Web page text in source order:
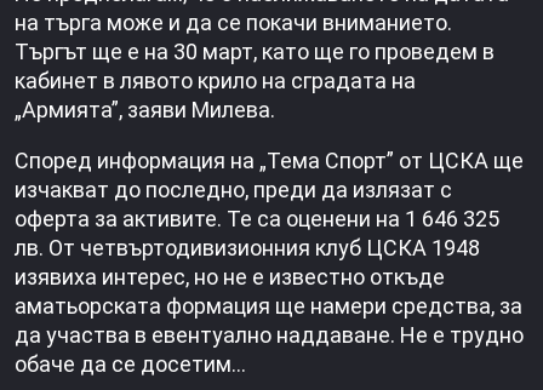
на търга може и да се покачи вниманието.
Търгът ще е на 30 март, като ще го проведем в
кабинет в лявото крило на сградата на
„Армията”, заяви Милева.
Според информация на „Тема Спорт” от ЦСКА ще
изчакват до последно, преди да излязат с
оферта за активите. Те са оценени на 1 646 325
лв. От четвъртодивизионния клуб ЦСКА 1948
изявиха интерес, но не е известно откъде
аматьорската формация ще намери средства, за
да участва в евентуално наддаване. Не е трудно
обаче да се досетим…